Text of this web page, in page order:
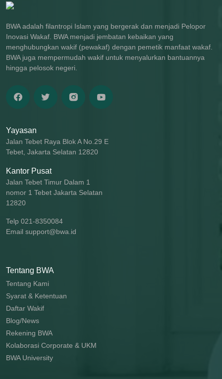
BWA adalah filantropi Islam yang bergerak dan menjadi Pelopor
Inovasi Wakaf. BWA menjadi jembatan kebaikan yang
menghubungkan wakif (pewakaf) dengan pemetik manfaat wakaf.
BWA juga mempermudah wakif untuk menyalurkan bantuannya
hingga pelosok negeri.
Yayasan
Jalan Tebet Raya Blok A No.29 E
Tebet, Jakarta Selatan 12820
Kantor Pusat
Jalan Tebet Timur Dalam 1
nomor 1 Tebet Jakarta Selatan
12820
Telp 021-8350084
Email support@bwa.id
Tentang BWA
Tentang Kami
Syarat & Ketentuan
Daftar Wakif
Blog/News
Rekening BWA
Kolaborasi Corporate & UKM
BWA University